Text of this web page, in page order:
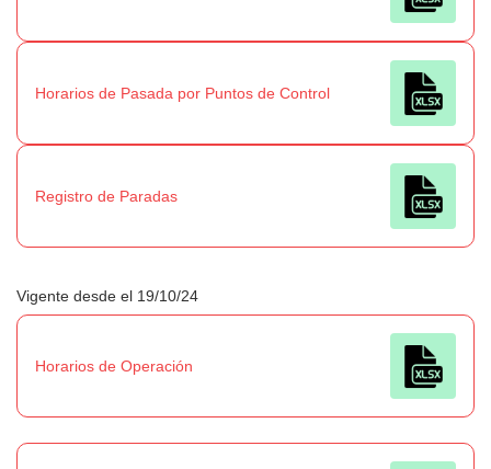
Horarios de Pasada por Puntos de Control
Registro de Paradas
Vigente desde el 19/10/24
Horarios de Operación